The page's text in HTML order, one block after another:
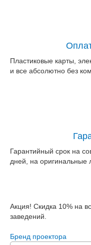
Пластиковые карты,
и все абсолютно без
Гарантийный срок на
дней, на оригинальные
Акция! Скидка 10% на
заведений.
Бренд проектора